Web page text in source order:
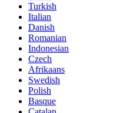
Turkish
Italian
Danish
Romanian
Indonesian
Czech
Afrikaans
Swedish
Polish
Basque